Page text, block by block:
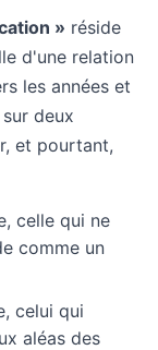
» réside
d'une relation
les années et
deux
et pourtant,
celle qui ne
comme un
celui qui
aléas des